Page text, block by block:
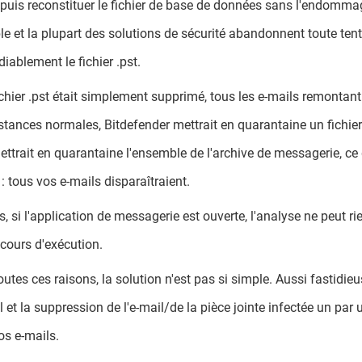
reconstituer le fichier de base de données sans
et la plupart des solutions de sécurité abandonnent toute
le fichier .pst.
.pst était simplement supprimé, tous les e-mails
normales, Bitdefender mettrait en quarantaine un
en quarantaine l'ensemble de l'archive de messagerie,
tous vos e-mails disparaîtraient.
si l'application de messagerie est ouverte, l'analyse ne peut
d'exécution.
ces raisons, la solution n'est pas si simple. Aussi
et la suppression de l'e-mail/de la pièce jointe infectée un par
e-mails.